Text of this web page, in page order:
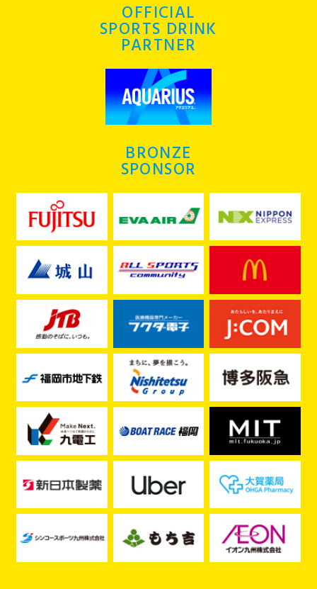
OFFICIAL
SPORTS DRINK
PARTNER
BRONZE
SPONSOR